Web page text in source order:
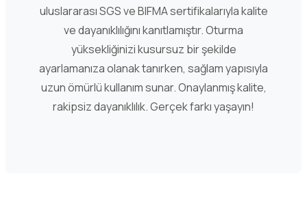
uluslararası SGS ve BIFMA sertifikalarıyla kalite
ve dayanıklılığını kanıtlamıştır. Oturma
yüksekliğinizi kusursuz bir şekilde
ayarlamanıza olanak tanırken, sağlam yapısıyla
uzun ömürlü kullanım sunar. Onaylanmış kalite,
rakipsiz dayanıklılık. Gerçek farkı yaşayın!